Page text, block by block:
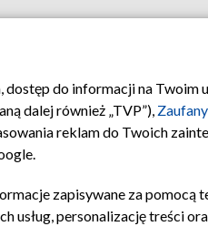
do informacji na Twoim
dalej również „TVP”),
reklam do Twoich
zapisywane za pomocą
usług, personalizację treści